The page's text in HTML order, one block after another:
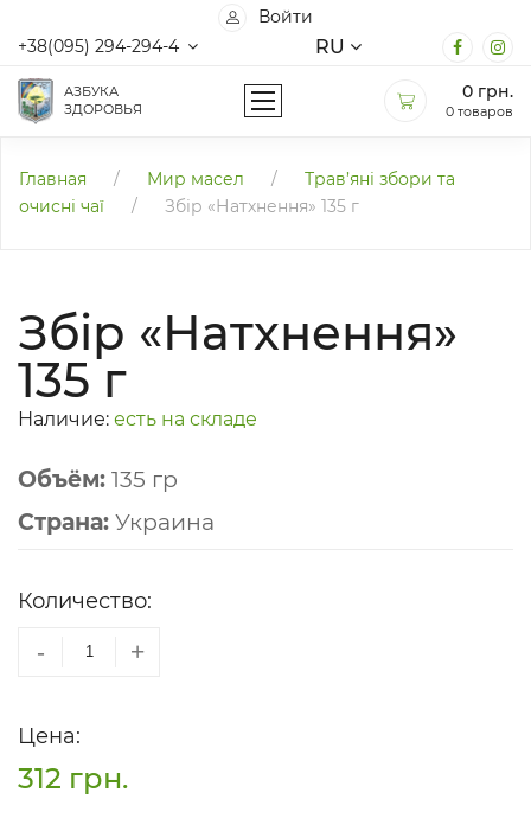
Войти
+38(095) 294-294-4
RU
АЗБУКА
ЗДОРОВЬЯ
0 грн.
0 товаров
Главная / Мир масел /
Трав’яні збори та
очисні чаї
/ Збір «Натхнення» 135 г
Збір «Натхнення»
135 г
Наличие: есть на складе
Объём: 135 гр
Страна: Украина
Количество:
- +
Цена:
312 грн.